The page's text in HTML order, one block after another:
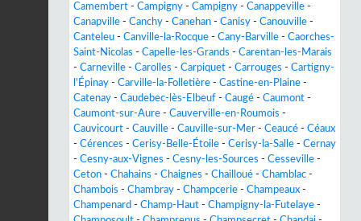
Camembert - Campigny - Campigny - Canappeville -
Canapville - Canchy - Canehan - Canisy - Canouville -
Canteleu - Canville-la-Rocque - Cany-Barville - Caorches-
Saint-Nicolas - Capelle-les-Grands - Carentan-les-Marais
- Carneville - Carolles - Carpiquet - Carrouges - Cartigny-
l'Épinay - Carville-la-Folletière - Castine-en-Plaine -
Catenay - Caudebec-lès-Elbeuf - Caugé - Caumont -
Caumont-sur-Aure - Cauverville-en-Roumois -
Cauvicourt - Cauville - Cauville-sur-Mer - Ceaucé - Céaux
- Cérences - Cerisy-Belle-Étoile - Cerisy-la-Salle - Cernay
- Cesny-aux-Vignes - Cesny-les-Sources - Cesseville -
Ceton - Chahains - Chaignes - Chailloué - Chamblac -
Chambois - Chambray - Champcerie - Champeaux -
Champenard - Champ-Haut - Champigny-la-Futelaye -